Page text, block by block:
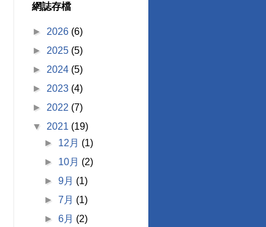
網誌存檔
► 2026 (6)
► 2025 (5)
► 2024 (5)
► 2023 (4)
► 2022 (7)
▼ 2021 (19)
► 12月 (1)
► 10月 (2)
►9月 (1)
►7月 (1)
►6月 (2)